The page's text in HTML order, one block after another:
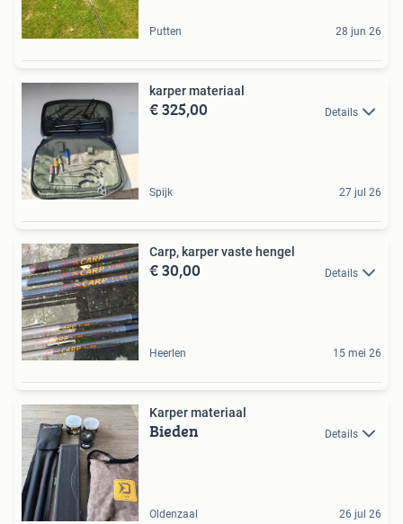
Putten 28 jun 26
karper materiaal
€ 325,00 Details
Spijk 27 jul 26
Carp, karper vaste hengel
€ 30,00 Details
Heerlen 15 mei 26
Karper materiaal
Bieden Details
Oldenzaal 26 jul 26